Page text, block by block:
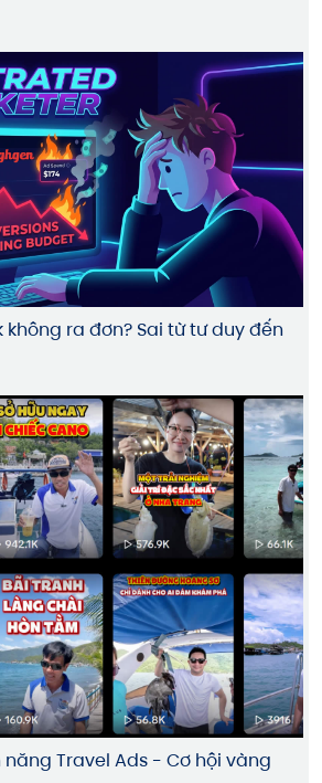
không ra đơn? Sai từ tư duy đến
Travel Ads - Cơ hội vàng